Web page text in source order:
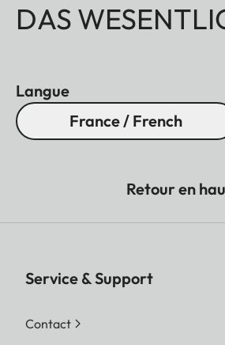
DAS
Langue
France / French
Retour en
Service & Support
Contact